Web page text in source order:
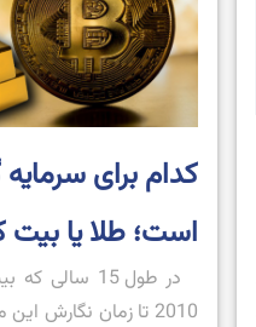
کدام برای
است؛ طلا یا بیت
در طول 15
2010 تا زمان نگارش